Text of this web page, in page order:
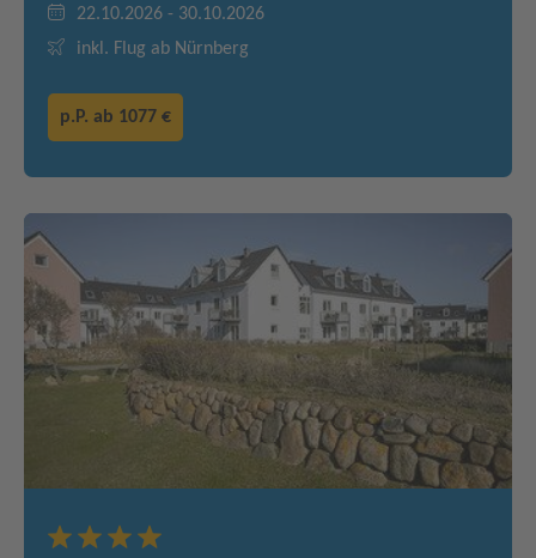
22.10.2026 - 30.10.2026
inkl. Flug ab Nürnberg
p.P. ab 1077 €